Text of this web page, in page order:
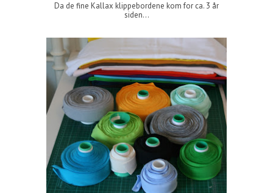
Da de fine Kallax klippebordene kom for ca. 3 år
siden...